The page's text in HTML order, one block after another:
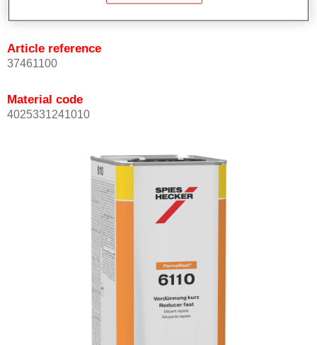
Article reference
37461100
Material code
4025331241010